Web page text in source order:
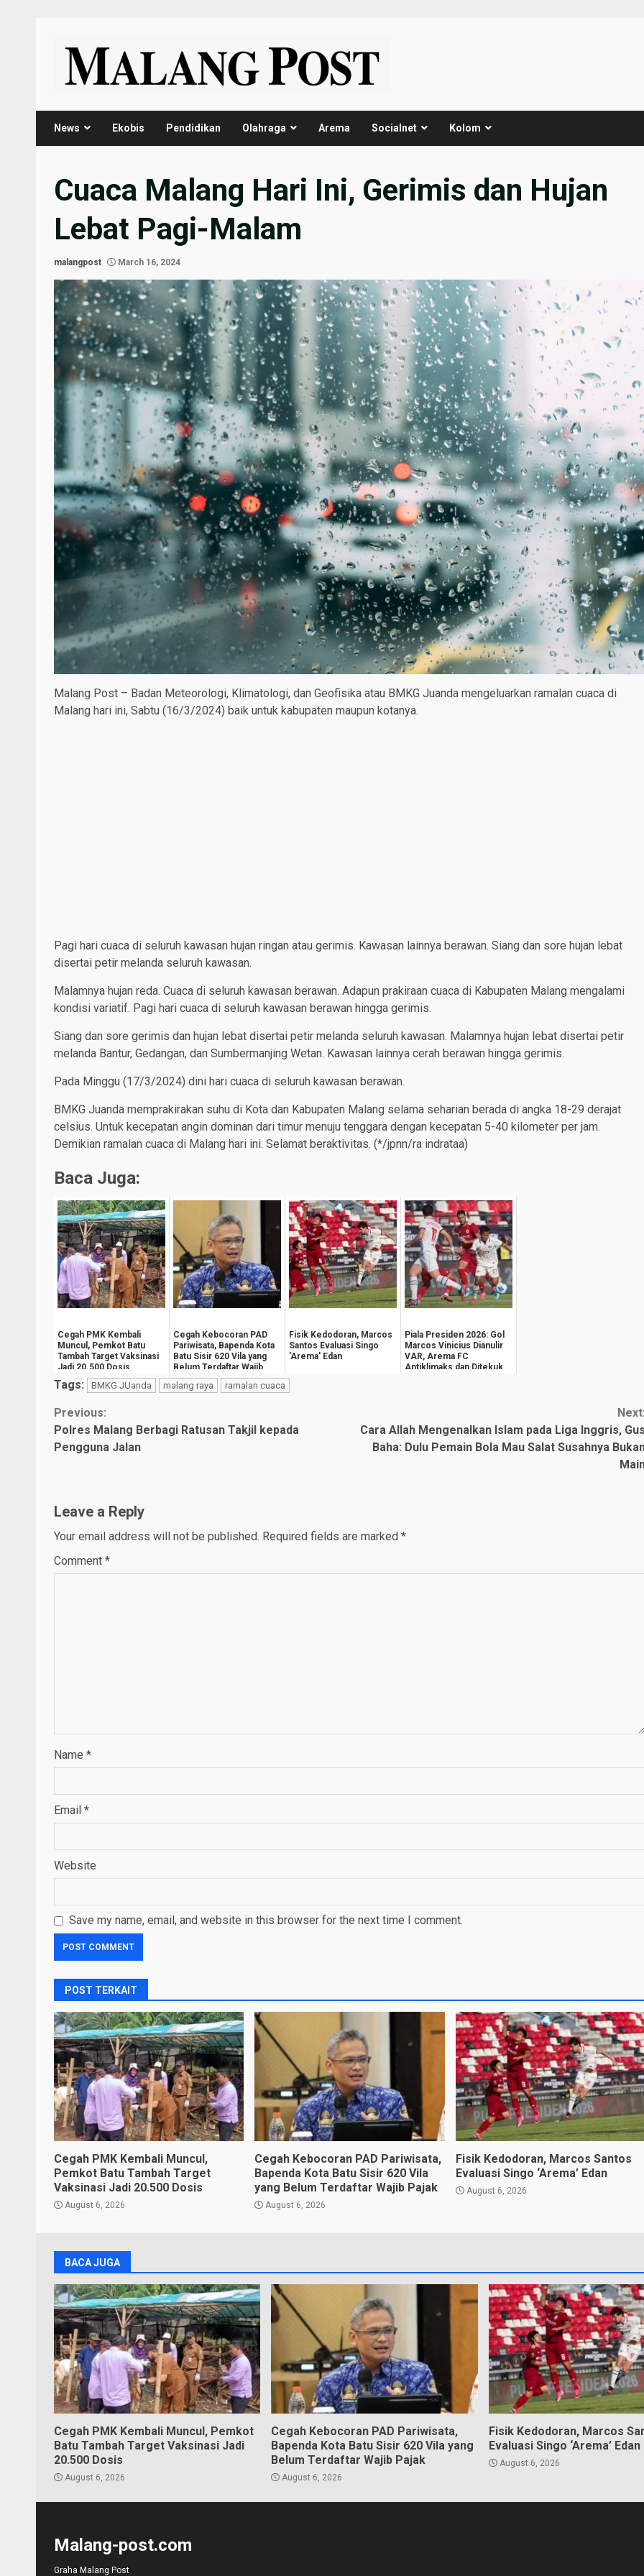
content
News Ekobis Pendidikan Olahraga Arema Socialnet Kolom
Cuaca Malang Hari Ini, Gerimis dan Hujan
Lebat Pagi-Malam
malangpost March 16, 2024
Malang Post – Badan Meteorologi, Klimatologi, dan Geofisika atau BMKG Juanda mengeluarkan ramalan cuaca di
Malang hari ini, Sabtu (16/3/2024) baik untuk kabupaten maupun kotanya.
Pagi hari cuaca di seluruh kawasan hujan ringan atau gerimis. Kawasan lainnya berawan. Siang dan sore hujan lebat
disertai petir melanda seluruh kawasan.
Malamnya hujan reda. Cuaca di seluruh kawasan berawan. Adapun prakiraan cuaca di Kabupaten Malang mengalami
kondisi variatif. Pagi hari cuaca di seluruh kawasan berawan hingga gerimis.
Siang dan sore gerimis dan hujan lebat disertai petir melanda seluruh kawasan. Malamnya hujan lebat disertai petir
melanda Bantur, Gedangan, dan Sumbermanjing Wetan. Kawasan lainnya cerah berawan hingga gerimis.
Pada Minggu (17/3/2024) dini hari cuaca di seluruh kawasan berawan.
BMKG Juanda memprakirakan suhu di Kota dan Kabupaten Malang selama seharian berada di angka 18-29 derajat
celsius. Untuk kecepatan angin dominan dari timur menuju tenggara dengan kecepatan 5-40 kilometer per jam.
Demikian ramalan cuaca di Malang hari ini. Selamat beraktivitas. (*/jpnn/ra indrataa)
Baca Juga:
Cegah PMK Kembali
Muncul, Pemkot Batu
Tambah Target Vaksinasi
Jadi 20.500 Dosis
Cegah Kebocoran PAD
Pariwisata, Bapenda Kota
Batu Sisir 620 Vila yang
Belum Terdaftar Wajib
Pajak
Fisik Kedodoran, Marcos
Santos Evaluasi Singo
'Arema' Edan
Piala Presiden 2026: Gol
Marcos Vinicius Dianulir
VAR, Arema FC
Antiklimaks dan Ditekuk
Tags: BMKG JUanda malang raya ramalan cuaca
Continue
Reading
Previous:
Polres Malang Berbagi Ratusan Takjil kepada
Pengguna Jalan
Next:
Cara Allah Mengenalkan Islam pada Liga Inggris, Gus
Baha: Dulu Pemain Bola Mau Salat Susahnya
Leave a Reply
Your email address will not be published. Required fields are marked *
Comment *
Name *
Email *
Website
Save my name, email, and website in this browser for the next time I comment.
POST TERKAIT
Cegah PMK Kembali Muncul,
Pemkot Batu Tambah Target
Vaksinasi Jadi 20.500 Dosis
August 6, 2026
Cegah Kebocoran PAD Pariwisata,
Bapenda Kota Batu Sisir 620 Vila
yang Belum Terdaftar Wajib Pajak
August 6, 2026
Fisik Kedodoran, Marcos Santos
Evaluasi Singo ‘Arema’ Edan
August 6, 2026
BACA JUGA
Cegah PMK Kembali Muncul, Pemkot
Batu Tambah Target Vaksinasi Jadi
20.500 Dosis
August 6, 2026
Cegah Kebocoran PAD Pariwisata,
Bapenda Kota Batu Sisir 620 Vila yang
Belum Terdaftar Wajib Pajak
August 6, 2026
Fisik Kedodoran, Marcos
Evaluasi Singo ‘Arema’ Edan
August 6, 2026
Malang-post.com
Graha Malang Post